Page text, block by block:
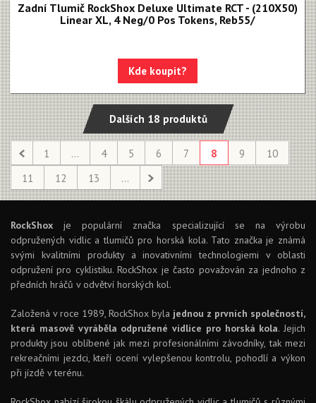
Zadní Tlumič RockShox Deluxe Ultimate RCT - (210X50)
Linear XL, 4 Neg/0 Pos Tokens, Reb55/
Kde koupit?
Dalších 18 produktů
1 ... 4 5 6 7 8 9
10
11
12 13 ...
RockShoxje populární značka specializující se na výrobu
odpružených vidlic a tlumičů pro horská kola. Tato značka je známá
svými kvalitními produkty a inovativními technologiemi v oblasti
odpružení pro cyklistiku. RockShox je často považován za jednoho z
předních hráčů v odvětví horských kol.
Založená v roce 1989, RockShox byla jednou z prvních společností,
která masově vyráběla odpružené vidlice pro horská kola. Jejich
produkty jsou oblíbené jak mezi profesionálními závodníky, tak mezi
rekreačními jezdci, kteří ocení vylepšenou kontrolu, pohodlí a výkon
při jízdě v terénu.